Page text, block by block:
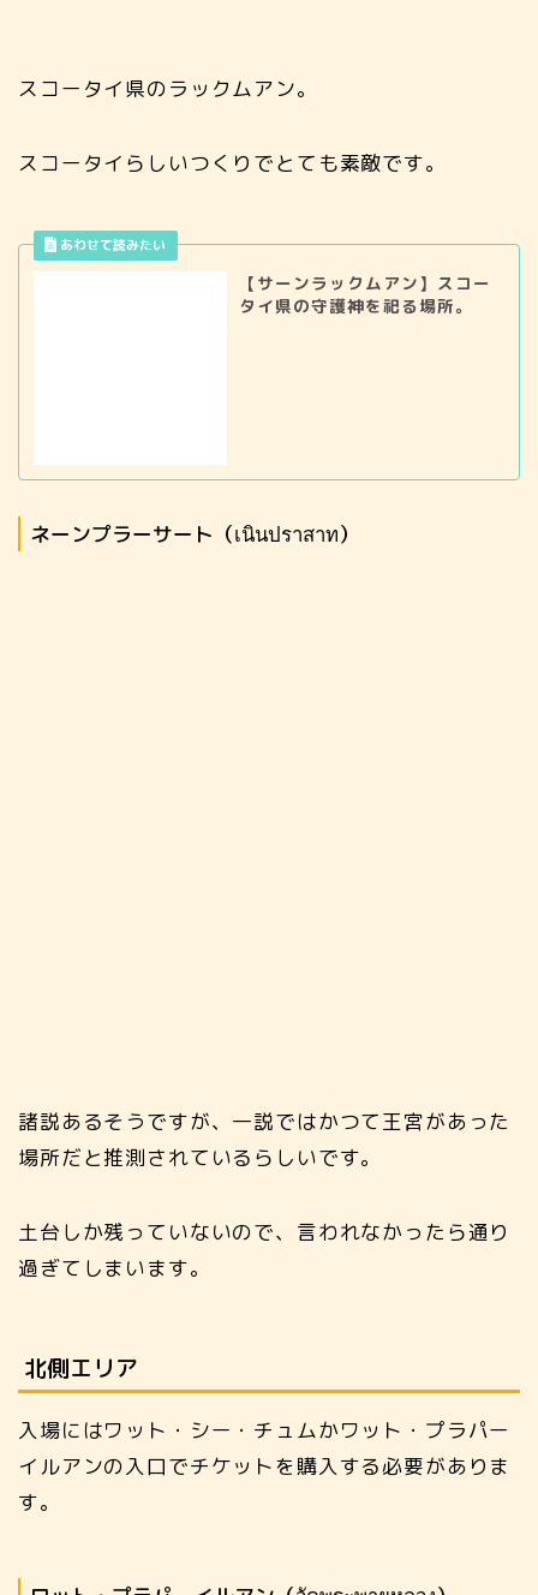
スコータイ県のラックムアン。
スコータイらしいつくりでとても素敵です。
【サーンラックムアン】スコー
タイ県の守護神を祀る場所。
ネーンプラーサート（เนินปราสาท）
諸説あるそうですが、一説ではかつて王宮があった
場所だと推測されているらしいです。
土台しか残っていないので、言われなかったら通り
過ぎてしまいます。
北側エリア
入場にはワット・シー・チュムかワット・プラパー
イルアンの入口でチケットを購入する必要がありま
す。